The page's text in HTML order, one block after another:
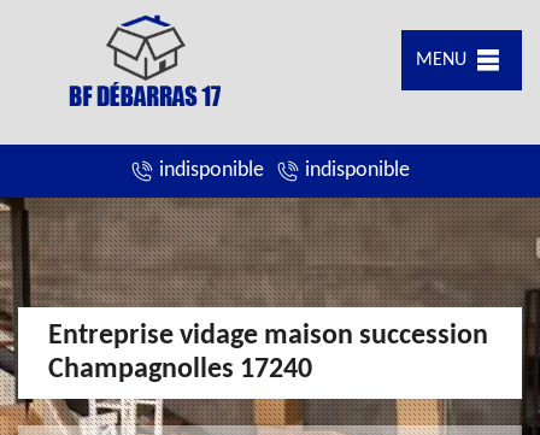
MENU
indisponible indisponible
Entreprise vidage maison succession
Champagnolles 17240